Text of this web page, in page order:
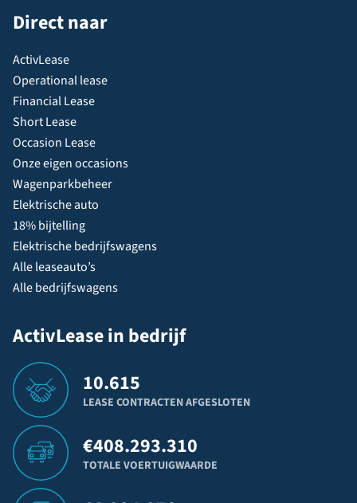
Direct naar
ActivLease
Operational lease
Financial Lease
Short Lease
Occasion Lease
Onze eigen occasions
Wagenparkbeheer
Elektrische auto
18% bijtelling
Elektrische bedrijfswagens
Alle leaseauto’s
Alle bedrijfswagens
ActivLease in bedrijf
10.615
LEASE CONTRACTEN AFGESLOTEN
€408.293.310
TOTALE VOERTUIGWAARDE